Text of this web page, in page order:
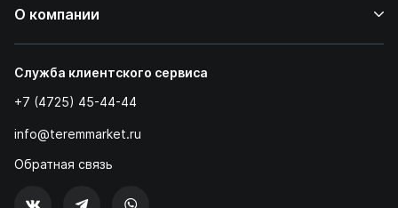
О компании
Служба клиентского сервиса
+7 (4725) 45-44-44
info@teremmarket.ru
Обратная связь